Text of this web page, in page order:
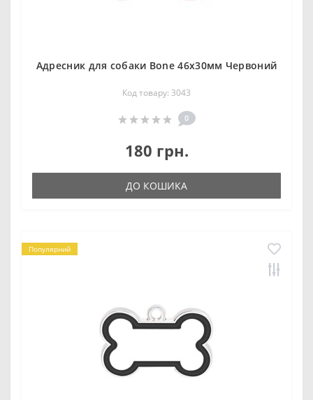
Адресник для собаки Bone 46х30мм Червоний
Код товару: 3043
0
180 грн.
ДО КОШИКА
Популярний